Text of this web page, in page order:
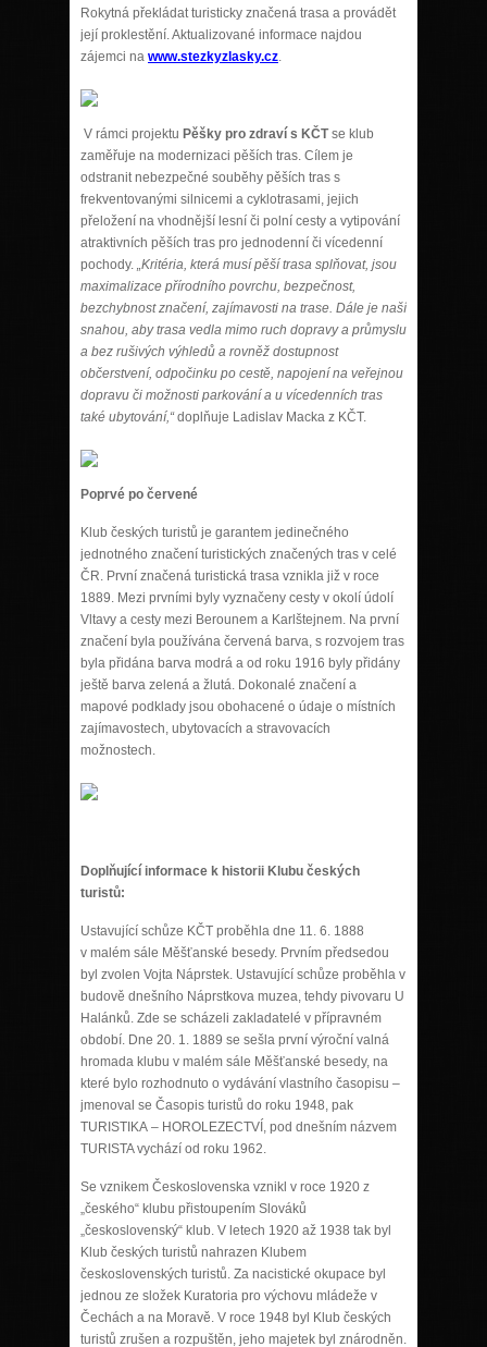
Rokytná překládat turisticky značená trasa a provádět
její proklestění. Aktualizované informace najdou
zájemci na www.stezkyzlasky.cz.
V rámci projektu Pěšky pro zdraví s KČTse klub
zaměřuje na modernizaci pěších tras. Cílem je
odstranit nebezpečné souběhy pěších tras s
frekventovanými silnicemi a cyklotrasami, jejich
přeložení na vhodnější lesní či polní cesty a vytipování
atraktivních pěších tras pro jednodenní či vícedenní
pochody. „Kritéria, která musí pěší trasa splňovat, jsou
maximalizace přírodního povrchu, bezpečnost,
bezchybnost značení, zajímavosti na trase. Dále je naší
snahou, aby trasa vedla mimo ruch dopravy a průmyslu
a bez rušivých výhledů a rovněž dostupnost
občerstvení, odpočinku po cestě, napojení na veřejnou
dopravu či možnosti parkování a u vícedenních tras
také ubytování,“doplňuje Ladislav Macka z KČT.
Poprvé po červené
Klub českých turistů je garantem jedinečného
jednotného značení turistických značených tras v celé
ČR. První značená turistická trasa vznikla již v roce
1889. Mezi prvními byly vyznačeny cesty v okolí údolí
Vltavy a cesty mezi Berounem a Karlštejnem. Na první
značení byla používána červená barva, s rozvojem tras
byla přidána barva modrá a od roku 1916 byly přidány
ještě barva zelená a žlutá. Dokonalé značení a
mapové podklady jsou obohacené o údaje o místních
zajímavostech, ubytovacích a stravovacích
možnostech.
Doplňující informace k historii Klubu českých
turistů:
Ustavující schůze KČT proběhla dne 11. 6. 1888
v malém sále Měšťanské besedy. Prvním předsedou
byl zvolen Vojta Náprstek. Ustavující schůze proběhla v
budově dnešního Náprstkova muzea, tehdy pivovaru U
Halánků. Zde se scházeli zakladatelé v přípravném
období. Dne 20. 1. 1889 se sešla první výroční valná
hromada klubu v malém sále Měšťanské besedy, na
které bylo rozhodnuto o vydávání vlastního časopisu –
jmenoval se Časopis turistů do roku 1948, pak
TURISTIKA – HOROLEZECTVÍ, pod dnešním názvem
TURISTA vychází od roku 1962.
Se vznikem Československa vznikl v roce 1920 z
„českého“ klubu přistoupením Slováků
„československý“ klub. V letech 1920 až 1938 tak byl
Klub českých turistů nahrazen Klubem
československých turistů. Za nacistické okupace byl
jednou ze složek Kuratoria pro výchovu mládeže v
Čechách a na Moravě. V roce 1948 byl Klub českých
turistů zrušen a rozpuštěn, jeho majetek byl znárodněn.